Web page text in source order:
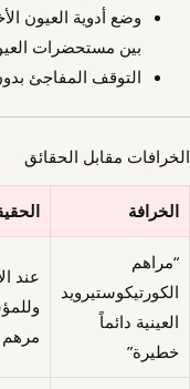
بين مستحضرات
التوقف المفاجئ
الخرافات مقابل الحقائق
الخرافة
“مراهم
الكورتيكوستيرويد
العينية دائماً
خطيرة”
عند
مرهم